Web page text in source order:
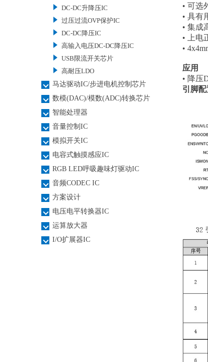
DC-DC升降压IC
过压过流OVP保护IC
DC-DC降压IC
高输入电压DC-DC降压IC
USB限流开关芯片
高耐压LDO
马达驱动IC/步进电机控制芯片
数模(DAC)/模数(ADC)转换芯片
智能处理器
音量控制IC
模拟开关IC
电容式触摸感应IC
RGB LED呼吸趣味灯驱动IC
音频CODEC IC
方案设计
电压电平转换器IC
运算放大器
I/O扩展器IC
• 可选
• 具有
• 集成
• 上电
•
应用
• 降压
引脚